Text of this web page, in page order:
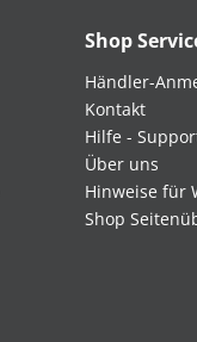
Shop
Händler-
Kontakt
Hilfe -
Über uns
Hinweise für
Shop